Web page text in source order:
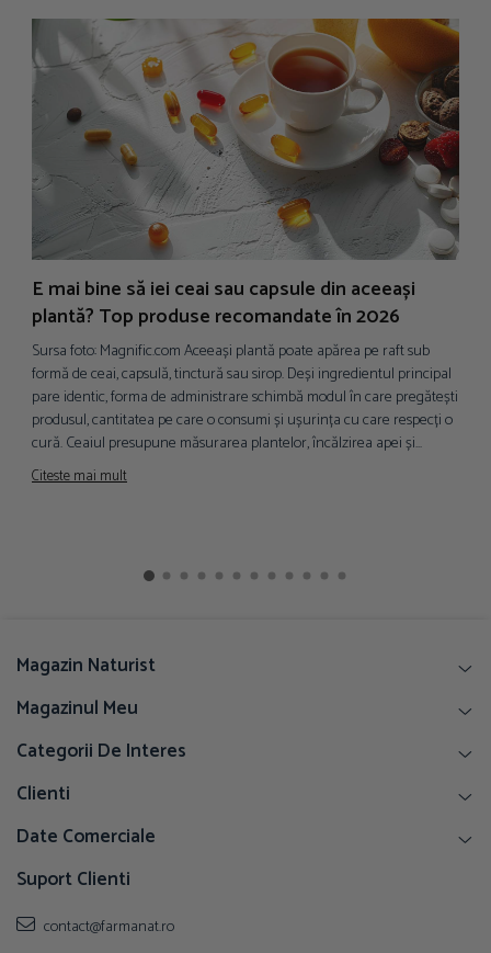
E mai bine să iei ceai sau capsule din aceeași
plantă? Top produse recomandate în 2026
Sursa foto: Magnific.com Aceeași plantă poate apărea pe raft sub
formă de ceai, capsulă, tinctură sau sirop. Deși ingredientul principal
pare identic, forma de administrare schimbă modul în care pregătești
produsul, cantitatea pe care o consumi și ușurința cu care respecți o
cură. Ceaiul presupune măsurarea plantelor, încălzirea apei și...
Citeste mai mult
Magazin Naturist
Magazinul Meu
Categorii De Interes
Clienti
Date Comerciale
Suport Clienti
contact@farmanat.ro